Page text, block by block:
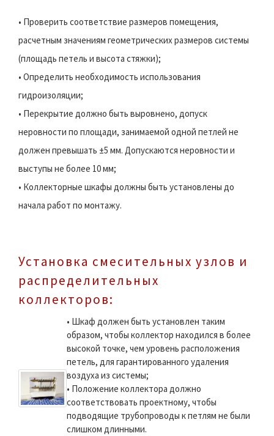
• Проверить соответствие размеров помещения,
расчетным значениям геометрических размеров системы
(площадь петель и высота стяжки);
• Определить необходимость использования
гидроизоляции;
• Перекрытие должно быть выровнено, допуск
неровности по площади, занимаемой одной петлей не
должен превышать ±5 мм. Допускаются неровности и
выступы не более 10 мм;
• Коллекторные шкафы должны быть установлены до
начала работ по монтажу.
Установка смесительных узлов и
распределительных
коллекторов:
• Шкаф должен быть установлен таким
образом, чтобы коллектор находился в более
высокой точке, чем уровень расположения
петель, для гарантированного удаления
воздуха из системы;
• Положение коллектора должно
соответствовать проектному, чтобы
подводящие трубопроводы к петлям не были
слишком длинными.